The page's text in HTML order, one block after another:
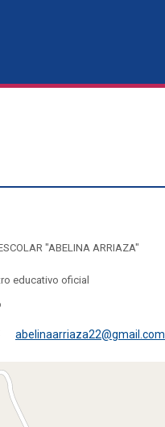
"ABELINA ARRIAZA"
educativo oficial
abelinaarriaza22@gmail.com